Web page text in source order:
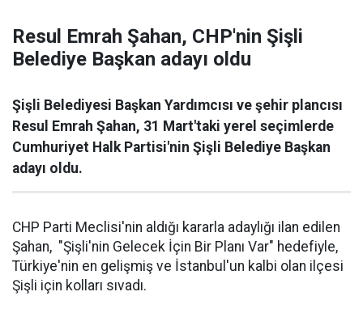
Resul Emrah Şahan, CHP'nin Şişli
Belediye Başkan adayı oldu
Şişli Belediyesi Başkan Yardımcısı ve şehir plancısı
Resul Emrah Şahan, 31 Mart'taki yerel seçimlerde
Cumhuriyet Halk Partisi'nin Şişli Belediye Başkan
adayı oldu.
CHP Parti Meclisi'nin aldığı kararla adaylığı ilan edilen
Şahan, "Şişli'nin Gelecek İçin Bir Planı Var" hedefiyle,
Türkiye'nin en gelişmiş ve İstanbul'un kalbi olan ilçesi
Şişli için kolları sıvadı.